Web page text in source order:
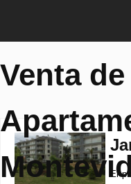
Venta de
El